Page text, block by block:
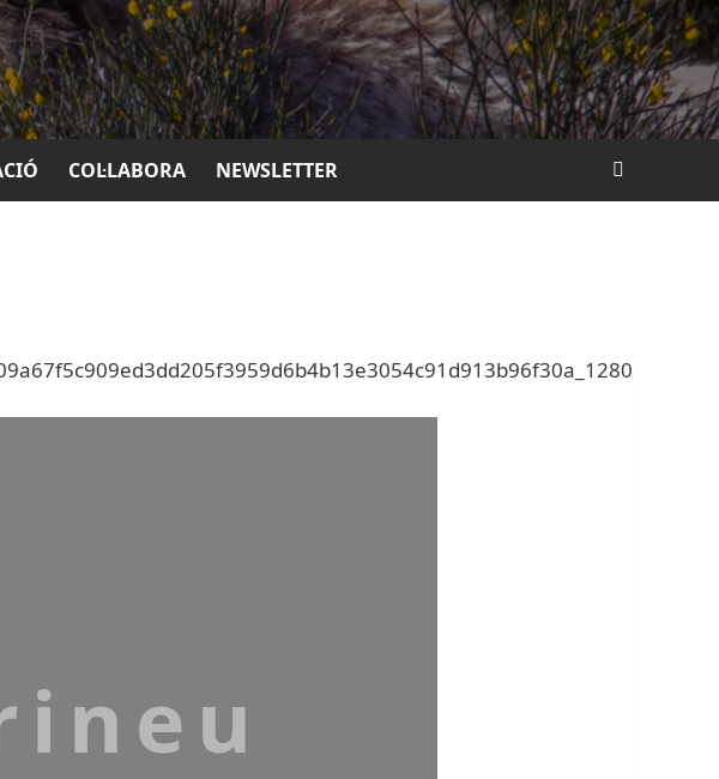
COL·LABORA NEWSLETTER